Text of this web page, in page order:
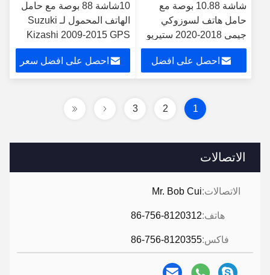
الاتصالات
الاتصالات:Mr. Bob Cui
هاتف:86-756-8120312
فاكس:86-756-8120355
شاشة 10.88 بوصة مع
حامل هاتف لسوزوكي
جيمي 2018-2020 ستيريو
الوسائط المتعددة
احصل على افضل
10شاشة 88 بوصة مع حامل
الهاتف المحمول لـ Suzuki
Kizashi 2009-2015 GPS
CarPlay Player
احصل على افضل سعر
1
2
3